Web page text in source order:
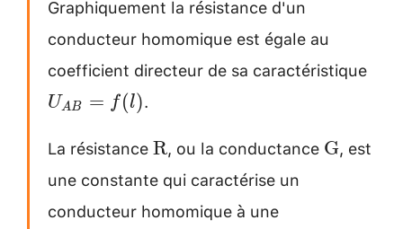
conducteur homomique est égale au
coefficient directeur de sa caractéristique
UAB = f (l).
La résistance\mathrm{R}
R, ou la conductance G, est
une constante qui caractérise un
conducteur homomique à une